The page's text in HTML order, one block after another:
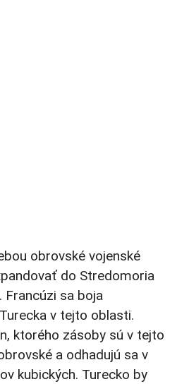
obrovské vojenské
do Stredomoria
Francúzi sa boja
v tejto oblasti.
ktorého zásoby sú v tejto
a odhadujú sa v
kubických. Turecko by